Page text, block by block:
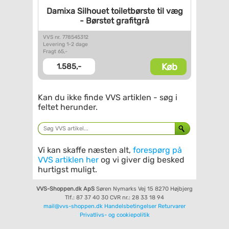
Damixa Silhouet toiletbørstetil væg
- Børstet grafitgrå
VVS nr. 778545312
Levering 1-2 dage
Fragt 65,-
1.585,- Køb
Kan du ikke finde VVS artiklen - søg i
feltet herunder.
Vi kan skaffe næsten alt, forespørg på
VVS artiklen her og vi giver dig besked
hurtigst muligt.
VVS-Shoppen.dk ApS Søren Nymarks Vej 15 8270 Højbjerg
Tlf.: 87 37 40 30 CVR nr.: 28 33 18 94
mail@vvs-shoppen.dk Handelsbetingelser Returvarer
Privatlivs- og cookiepolitik